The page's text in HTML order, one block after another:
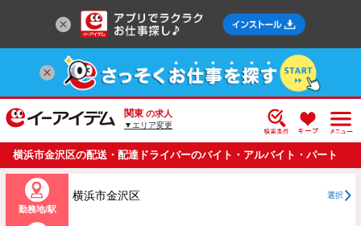
関東 の求人
▼エリア変更
横浜市金沢区の配送・配達ドライバーのバイト・アルバイト・パート
の求人情報一覧
勤務地/駅
横浜市金沢区 選択